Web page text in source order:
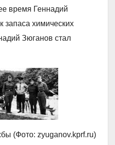
время Геннадий
химических
Зюганов стал
(Фото: zyuganov.kprf.ru)